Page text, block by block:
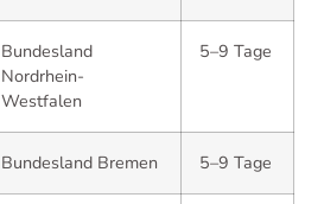
Bundesland
Nordrhein-
Westfalen
5–9 Tage
Bundesland Bremen 5–9 Tage